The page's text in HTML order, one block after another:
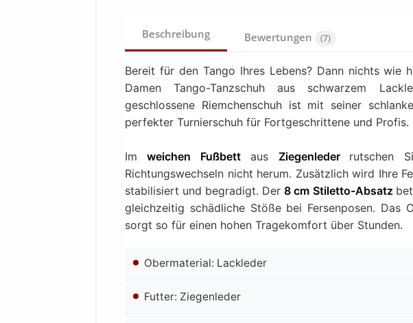
Beschreibung Bewertungen (7)
Bereit für den Tango Ihres Lebens? Dann nichts wie
Damen Tango-Tanzschuh aus schwarzem
geschlossene Riemchenschuh ist mit seiner
perfekter Turnierschuh für Fortgeschrittene und Profis.
Imweichen Fußbettaus Ziegenleder rutschen
Richtungswechseln nicht herum. Zusätzlich wird Ihre
stabilisiert und begradigt. Der8 cm Stiletto-Absatz
gleichzeitig schädliche Stöße bei Fersenposen. Das
sorgt so für einen hohen Tragekomfort über Stunden.
Obermaterial: Lackleder
Futter: Ziegenleder